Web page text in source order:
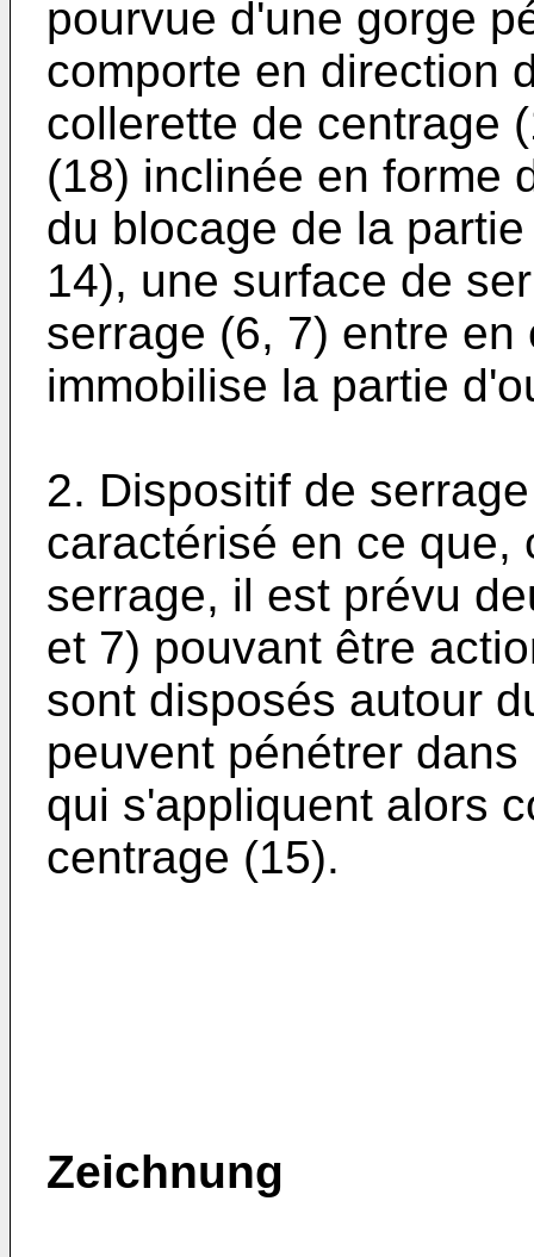
pourvue d'une gorge
comporte en direction
collerette de centrage
(18) inclinée en forme
du blocage de la
14), une surface de
serrage (6, 7) entre
immobilise la partie
2. Dispositif de
caractérisé en ce que,
serrage, il est prévu
et 7) pouvant être
sont disposés autour
peuvent pénétrer
qui s'appliquent alors
centrage (15).
Zeichnung